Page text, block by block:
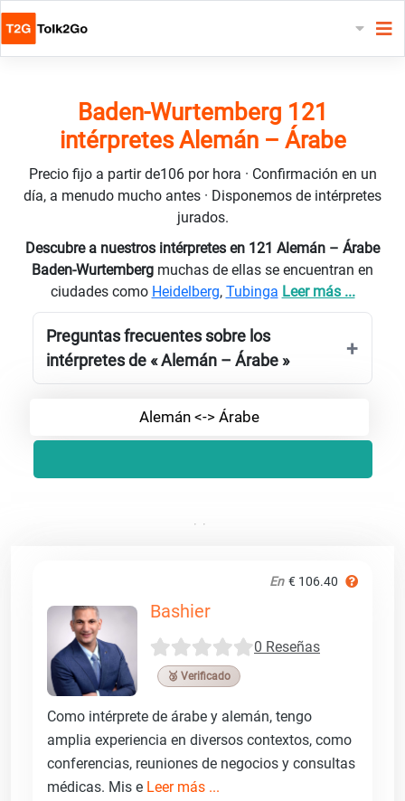
Baden-Wurtemberg 121
intérpretes Alemán – Árabe
Precio fijo a partir de106 por hora · Confirmación en un
día, a menudo mucho antes · Disponemos de intérpretes
jurados.
Descubre a nuestros intérpretes en 121 Alemán – Árabe
Baden-Wurtemberg muchas de ellas se encuentran en
ciudades como Heidelberg, Tubinga Leer más ...
Preguntas frecuentes sobre los
intérpretes de « Alemán – Árabe »
Alemán <-> Árabe
En € 106.40
Bashier
0 Reseñas
🥉 Verificado
Como intérprete de árabe y alemán, tengo
amplia experiencia en diversos contextos, como
conferencias, reuniones de negocios y consultas
médicas. Mis e Leer más ...